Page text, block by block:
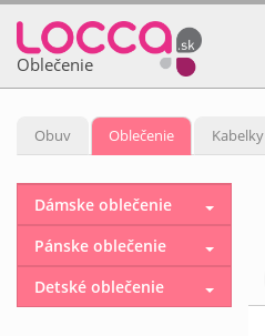
Oblečenie
Obuv Oblečenie Kabelky
Dámske oblečenie
Pánske oblečenie
Detské oblečenie